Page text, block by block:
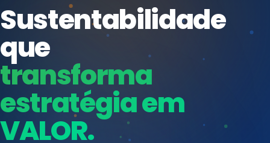
Conformidade que
protege seu
negócio.
Consultoria, auditoria e treinamentos em ISO 27001,
ISO 27701, ISO 42001, ISO 37001, ISO 9001, ISO
Índices de Mercado
Mudanças Climáticas
Reputação e Cadeia
Reporte Regulatório